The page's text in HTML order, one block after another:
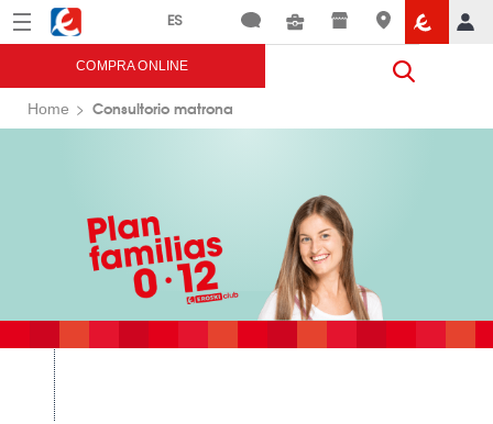
Menú Eroski
COMPRA ONLINE
Home Consultorio matrona